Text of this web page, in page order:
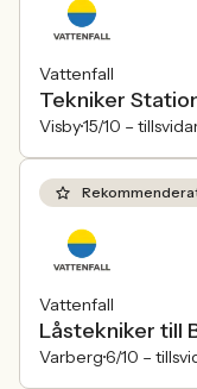
Vattenfall
Tekniker
Visby15/10 –
Vattenfall
Låstekniker till
Varberg6/10 –